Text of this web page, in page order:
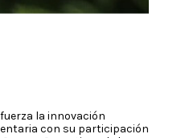
la innovación
con su participación